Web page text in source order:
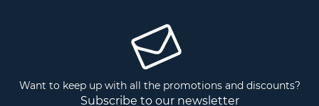
Want to keep up with all the promotions and discounts?
Subscribe to our newsletter